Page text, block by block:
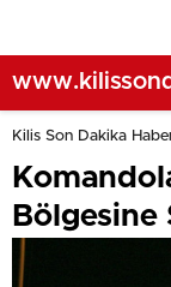
Kilis Son Dakika
Bölgesine